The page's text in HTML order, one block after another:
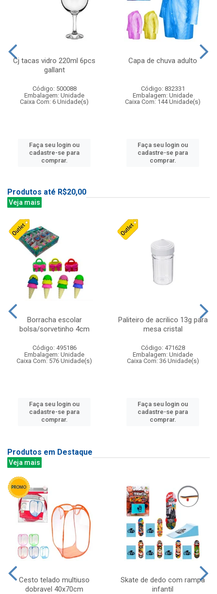
Cj tacas vidro 220ml 6pcs
gallant
Código: 500088
Embalagem: Unidade
Caixa Com: 6 Unidade(s)
Faça seu login ou
cadastre-se para
comprar.
Capa de chuva adulto
Código: 832331
Embalagem: Unidade
Caixa Com: 144 Unidade(s)
Faça seu login ou
cadastre-se para
comprar.
Produtos até R$20,00
Veja mais
Borracha escolar
bolsa/sorvetinho 4cm
Código: 495186
Embalagem: Unidade
Caixa Com: 576 Unidade(s)
Faça seu login ou
cadastre-se para
comprar.
Paliteiro de acrilico 13g para
mesa cristal
Código: 471628
Embalagem: Unidade
Caixa Com: 36 Unidade(s)
Faça seu login ou
cadastre-se para
comprar.
Produtos em Destaque
Veja mais
Cesto telado multiuso
dobravel 40x70cm
Skate de dedo com rampa
infantil